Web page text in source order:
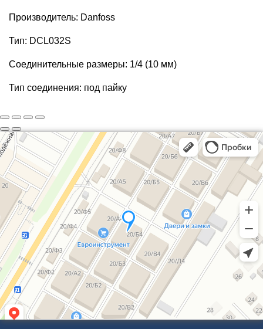
Производитель: Danfoss
Тип: DCL032S
Соединительные размеры: 1/4 (10 мм)
Тип соединения: под пайку